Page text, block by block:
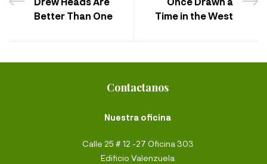
Better Than One
Time in the West
Contactanos
Nuestra oficina
Calle 25 # 12 -27 Oficina 303
Edificio Valenzuela